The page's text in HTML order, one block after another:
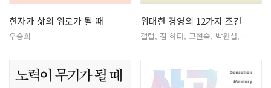
한자가 삶의 위로가 될 때
우승희
위대한 경영의 12가지 조건
갤럽, 짐 하터, 고현숙, 박원섭, …